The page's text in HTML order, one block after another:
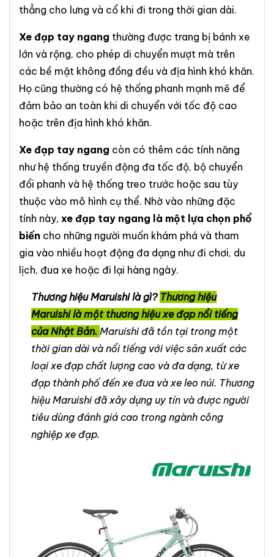
thẳng cho lưng và cổ khi đi trong thời gian dài.
Xe đạp tay ngang thường được trang bị bánh xe
lớn và rộng, cho phép di chuyển mượt mà trên
các bề mặt không đồng đều và địa hình khó khăn.
Họ cũng thường có hệ thống phanh mạnh mẽ để
đảm bảo an toàn khi di chuyển với tốc độ cao
hoặc trên địa hình khó khăn.
Xe đạp tay ngang còn có thêm các tính năng
như hệ thống truyền động đa tốc độ, bộ chuyển
đổi phanh và hệ thống treo trước hoặc sau tùy
thuộc vào mô hình cụ thể. Nhờ vào những đặc
tính này, xe đạp tay ngang là một lựa chọn phổ
biến cho những người muốn khám phá và tham
gia vào nhiều hoạt động đa dạng như đi chơi, du
lịch, đua xe hoặc đi lại hàng ngày.
Thương hiệu Maruishi là gì? Thương hiệu
Maruishi là một thương hiệu xe đạp nổi tiếng
của Nhật Bản. Maruishi đã tồn tại trong một
thời gian dài và nổi tiếng với việc sản xuất các
loại xe đạp chất lượng cao và đa dạng, từ xe
đạp thành phố đến xe đua và xe leo núi. Thương
hiệu Maruishi đã xây dựng uy tín và được người
tiêu dùng đánh giá cao trong ngành công
nghiệp xe đạp.